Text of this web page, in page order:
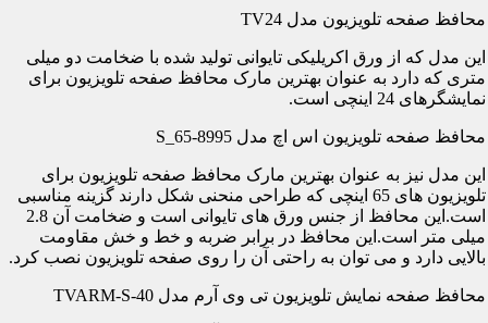
محافظ صفحه تلویزیون مدل TV24
این مدل که از ورق اکریلیکی تایوانی تولید شده با ضخامت دو میلی
متری که دارد به عنوان بهترین مارک محافظ صفحه تلویزیون برای
نمایشگرهای 24 اینچی است.
محافظ صفحه تلویزیون اس اچ مدل S_65-8995
این مدل نیز به عنوان بهترین مارک محافظ صفحه تلویزیون برای
تلویزیون های 65 اینچی که طراحی منحنی شکل دارند گزینه مناسبی
است.این محافظ از جنس ورق های تایوانی است و ضخامت آن 2.8
میلی متر است.این محافظ در برابر ضربه و خط و خش مقاومت
بالایی دارد و می توان به راحتی آن را روی صفحه تلویزیون نصب کرد.
محافظ صفحه نمایش تلویزیون تی وی آرم مدل TVARM-S-40